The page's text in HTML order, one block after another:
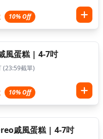
10% Off
風蛋糕 | 4-7吋
(23:59截單)
10% Off
戚風蛋糕 | 4-7吋